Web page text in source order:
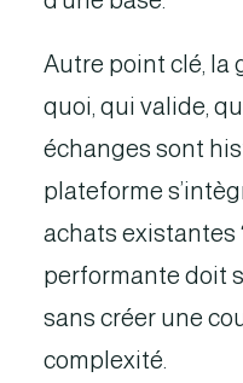
Autre point clé, la
quoi, qui valide,
échanges sont
plateforme
achats existantes
performante doit
sans créer une
complexité.